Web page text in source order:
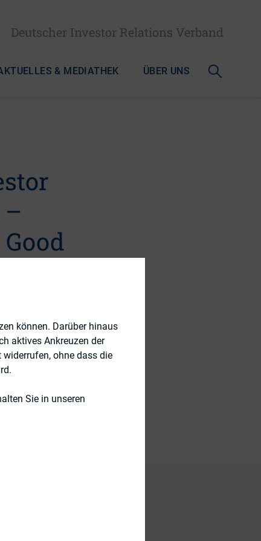
Deutscher Investor Relations Verband
& MEDIATHEK ÜBER UNS
–
können. Darüber hinaus
aktives Ankreuzen der
ohne dass die
Sie in unseren